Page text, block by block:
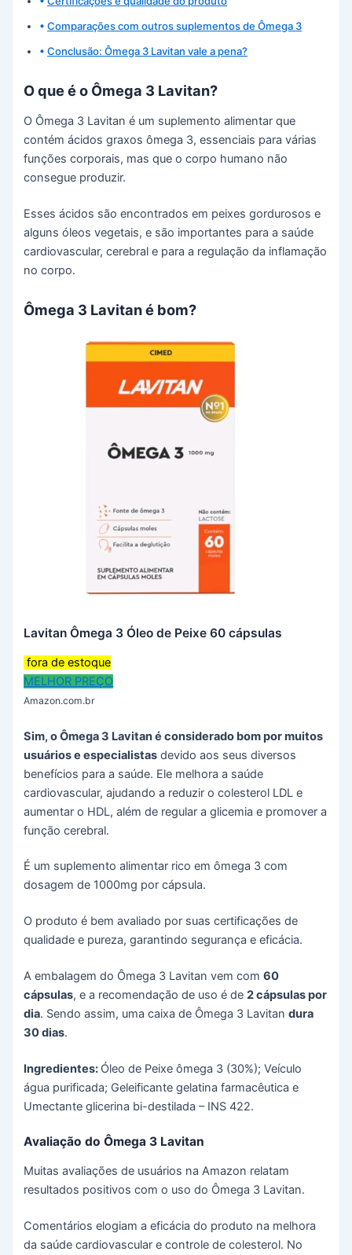
Comparações com outros suplementos de Ômega 3
Conclusão: Ômega 3 Lavitan vale a pena?
O que é o Ômega 3 Lavitan?
O Ômega 3 Lavitan é um suplemento alimentar que
contém ácidos graxos ômega 3, essenciais para várias
funções corporais, mas que o corpo humano não
consegue produzir.
Esses ácidos são encontrados em peixes gordurosos e
alguns óleos vegetais, e são importantes para a saúde
cardiovascular, cerebral e para a regulação da inflamação
no corpo.
Ômega 3 Lavitan é bom?
Lavitan Ômega 3 Óleo de Peixe 60 cápsulas
fora de estoque
MELHOR PREÇO
Amazon.com.br
Sim, o Ômega 3 Lavitan é considerado bom por muitos
usuários e especialistas devido aos seus diversos
benefícios para a saúde. Ele melhora a saúde
cardiovascular, ajudando a reduzir o colesterol LDL e
aumentar o HDL, além de regular a glicemia e promover a
função cerebral.
É um suplemento alimentar rico em ômega 3 com
dosagem de 1000mg por cápsula.
O produto é bem avaliado por suas certificações de
qualidade e pureza, garantindo segurança e eficácia​.
A embalagem do Ômega 3 Lavitan vem com60
cápsulas, e a recomendação de uso é de2 cápsulas por
dia. Sendo assim, uma caixa de Ômega 3 Lavitandura
30 dias.
Ingredientes: Óleo de Peixe ômega 3 (30%); Veículo
água purificada; Geleificante gelatina farmacêutica e
Umectante glicerina bi-destilada – INS 422.
Avaliação do Ômega 3 Lavitan
Muitas avaliações de usuários na Amazon relatam
resultados positivos com o uso do Ômega 3 Lavitan.
Comentários elogiam a eficácia do produto na melhora
da saúde cardiovascular e controle de colesterol. No